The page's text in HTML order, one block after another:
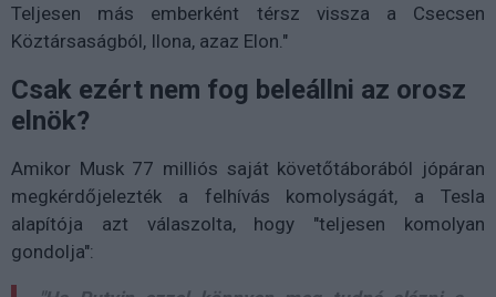
Teljesen más emberként térsz vissza a Csecsen
Köztársaságból, Ilona, azaz Elon."
Csak ezért nem fog beleállni az orosz
elnök?
Amikor Musk 77 milliós saját követőtáborából jópáran
megkérdőjelezték a felhívás komolyságát, a Tesla
alapítója azt válaszolta, hogy "teljesen komolyan
gondolja":